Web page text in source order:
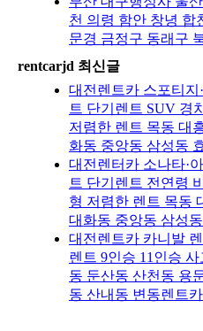
천 의령 함안 창녕 합
문경 금정구 동래구
rentcarjd 최신글
대전렌트카 스포티지
트 단기렌트 SUV 경
저렴한 렌트 목동 대
화동 중앙동 삼성동
대전렌터카 소나타·
트 단기렌트 전연령
형 저렴한 렌트 목동
대화동 중앙동 삼성
대전렌트카 카니발
렌트 9인승 11인승
동 둔산동 산천동 용
동 산내동 변동렌트카